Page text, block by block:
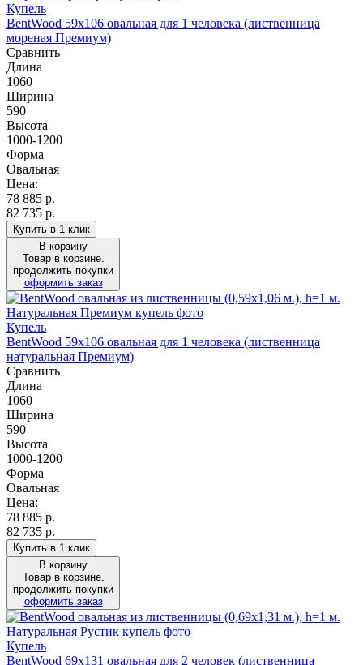
Купель
BentWood 59х106 овальная для 1 человека (лиственница
мореная Премиум)
Сравнить
Длина
1060
Ширина
590
Высота
1000-1200
Форма
Овальная
Цена:
78 885 р.
82 735 р.
Купить в 1 клик
В корзину
Товар в корзине.
продолжить покупки
оформить заказ
Купель
BentWood 59х106 овальная для 1 человека (лиственница
натуральная Премиум)
Сравнить
Длина
1060
Ширина
590
Высота
1000-1200
Форма
Овальная
Цена:
78 885 р.
82 735 р.
Купить в 1 клик
В корзину
Товар в корзине.
продолжить покупки
оформить заказ
Купель
BentWood 69х131 овальная для 2 человек (лиственница